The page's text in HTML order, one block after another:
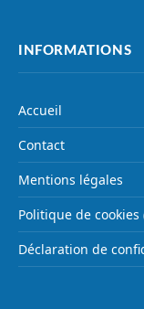
INFORMATIONS
Accueil
Contact
Mentions légales
Politique de cookies
Déclaration de